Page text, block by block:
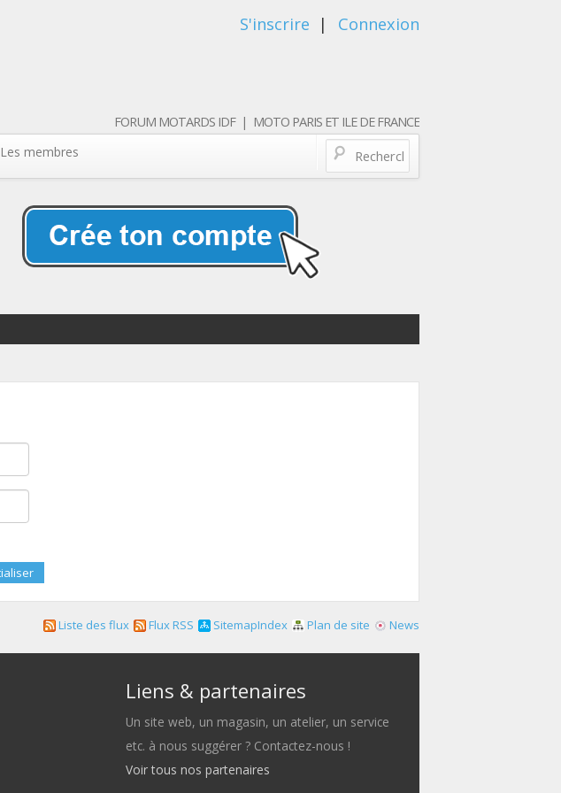
S'inscrire | Connexion
FORUM MOTARDS IDF | MOTO PARIS ET ILE DE FRANCE
Les membres
News
Plan de site
SitemapIndex
Flux RSS
Liste des flux
Liens & partenaires
Un site web, un magasin, un atelier, un service
etc. à nous suggérer ? Contactez-nous !
Voir tous nos partenaires